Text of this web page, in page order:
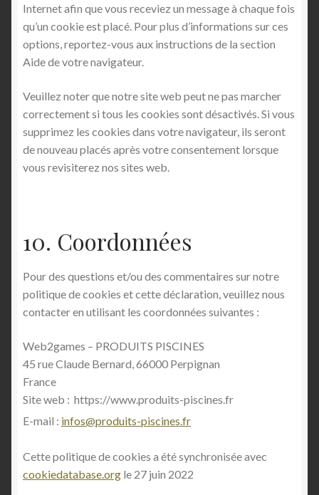
Internet afin que vous receviez un message à chaque fois
qu’un cookie est placé. Pour plus d’informations sur ces
options, reportez-vous aux instructions de la section
Aide de votre navigateur.
Veuillez noter que notre site web peut ne pas marcher
correctement si tous les cookies sont désactivés. Si vous
supprimez les cookies dans votre navigateur, ils seront
de nouveau placés après votre consentement lorsque
vous revisiterez nos sites web.
10. Coordonnées
Pour des questions et/ou des commentaires sur notre
politique de cookies et cette déclaration, veuillez nous
contacter en utilisant les coordonnées suivantes :
Web2games – PRODUITS PISCINES
45 rue Claude Bernard, 66000 Perpignan
France
Site web : https://www.produits-piscines.fr
E-mail : infos@produits-piscines.fr
Cette politique de cookies a été synchronisée avec
cookiedatabase.org le 27 juin 2022